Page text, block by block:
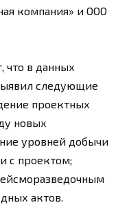
компания» и ООО
что в данных
следующие
проектных
новых
уровней добычи
с проектом;
актов.